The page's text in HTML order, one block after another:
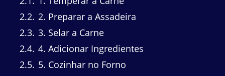
2.2 2. Preparar a Assadeira
2.3 3. Selar a Carne
2.4 4. Adicionar Ingredientes
2.5 5. Cozinhar no Forno